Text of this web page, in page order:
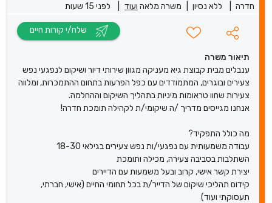
חדרה ללא נסיון משרה מלאה ועוד לפני 15 שעות
תיאור משרה
ענבלים מבית קבוצת גיא מעניקה מגוון שירותי דיור ושיקום לנפגעי נפש
צעירים ובוגרים, המתמודדים עם כפל הפרעות בתחום ההתמכרות, ומלווה
צעירות שחוו טראומות מיניות בתהליך השיקום וההחלמה.
אנחנו מגייסים מדריך /ה שיקומי/ת לקהילה תומכת חדרה!
מה כולל התפקיד?
עבודה משמעותית עם נפגעי/ות נפש צעירים בגילאי 18-30
השתלבות בסביבה צעירה, מכילה ותומכת
יצירת קשר אישי, קרוב ובעל משמעות עם הדיירים
קידום תהליכי שיקום של הדייר/ת בכל תחומי החיים (אישי, חברתי,
תעסוקתי ועוד)